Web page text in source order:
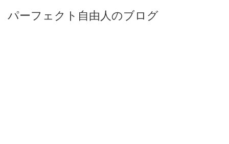
パーフェクト自由人のブログ